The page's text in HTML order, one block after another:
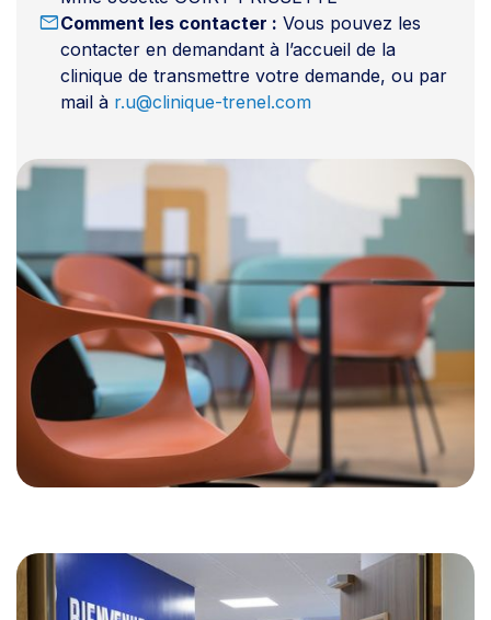
mailComment les contacter : Vous pouvez les
contacter en demandant à l’accueil de la
clinique de transmettre votre demande, ou par
mail à r.u@clinique-trenel.com